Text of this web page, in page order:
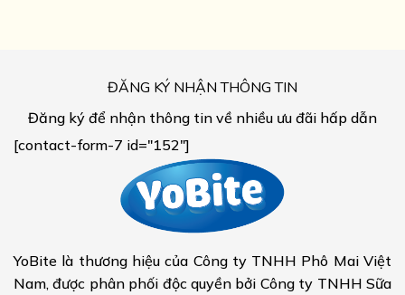
ĐĂNG KÝ NHẬN THÔNG TIN
Đăng ký để nhận thông tin về nhiều ưu đãi hấp dẫn
[contact-form-7 id="152"]
YoBite là thương hiệu của Công ty TNHH Phô Mai Việt
Nam, được phân phối độc quyền bởi Công ty TNHH Sữa